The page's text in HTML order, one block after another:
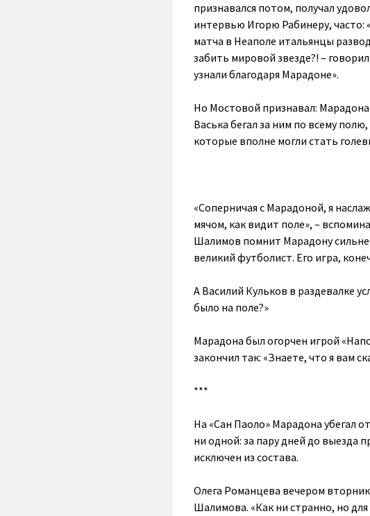
признавался потом, получал
интервью Игорю Рабинеру, часто:
матча в Неаполе итальянцы
забить мировой звезде?! –
узнали благодаря Марадоне».
Но Мостовой признавал: Марадона
Васька бегал за ним по всему
которые вполне могли стать
«Соперничая с Марадоной, я
мячом, как видит поле», –
Шалимов помнит Марадону
великий футболист. Его игра,
А Василий Кульков в раздевалке
было на поле?»
Марадона был огорчен игрой
закончил так: «Знаете, что я вам
***
На «Сан Паоло» Марадона убегал
ни одной: за пару дней до выезда
исключен из состава.
Олега Романцева вечером
Шалимова. «Как ни странно, но